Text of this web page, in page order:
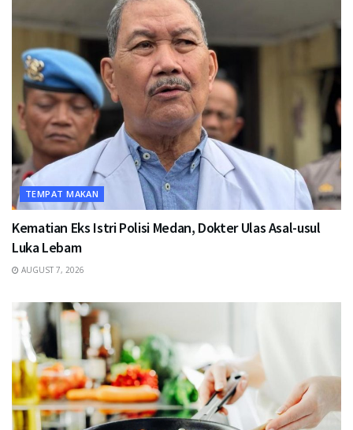
TEMPAT MAKAN
Kematian Eks Istri Polisi Medan, Dokter Ulas Asal-usul
Luka Lebam
AUGUST 7, 2026